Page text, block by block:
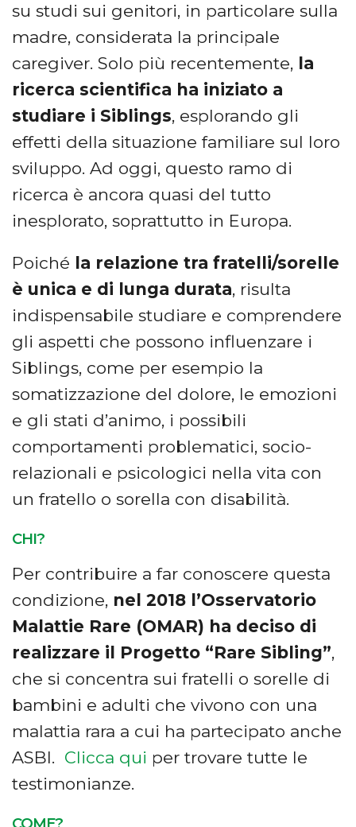
su studi sui genitori, in particolare sulla
madre, considerata la principale
caregiver. Solo più recentemente, la
ricerca scientifica ha iniziato a
studiare i Siblings, esplorando gli
effetti della situazione familiare sul loro
sviluppo. Ad oggi, questo ramo di
ricerca è ancora quasi del tutto
inesplorato, soprattutto in Europa.
Poiché la relazione tra fratelli/sorelle
è unica e di lunga durata, risulta
indispensabile studiare e comprendere
gli aspetti che possono influenzare i
Siblings, come per esempio la
somatizzazione del dolore, le emozioni
e gli stati d’animo, i possibili
comportamenti problematici, socio-
relazionali e psicologici nella vita con
un fratello o sorella con disabilità.
CHI?
Per contribuire a far conoscere questa
condizione, nel 2018 l’Osservatorio
Malattie Rare (OMAR) ha deciso di
realizzare il Progetto “Rare Sibling”,
che si concentra sui fratelli o sorelle di
bambini e adulti che vivono con una
malattia rara a cui ha partecipato anche
ASBI. Clicca qui per trovare tutte le
testimonianze.